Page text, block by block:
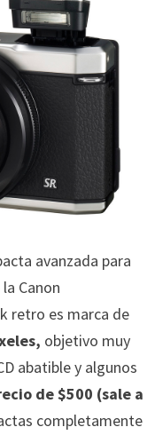
avanzada para
Canon
retro es marca de
objetivo muy
abatible y algunos
de $500 (sale a
completamente